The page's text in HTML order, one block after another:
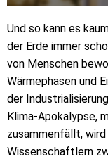
Und so kann es
der Erde immer
von Menschen
Wärmephasen und
der
Klima-Apokalypse,
zusammenfällt,
Wissenschaftlern